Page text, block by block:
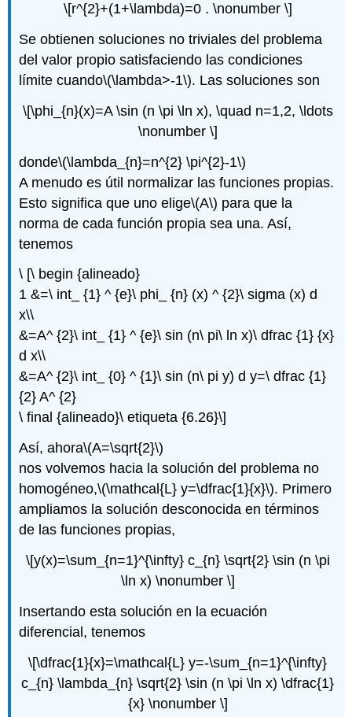
\[r^{2}+(1+\lambda)=0 . \nonumber \]
Se obtienen soluciones no triviales del problema
del valor propio satisfaciendo las condiciones
límite cuando\(\lambda>-1\). Las soluciones son
\[\phi_{n}(x)=A \sin (n \pi \ln x), \quad n=1,2, \ldots
\nonumber \]
donde\(\lambda_{n}=n^{2} \pi^{2}-1\)
A menudo es útil normalizar las funciones propias.
Esto significa que uno elige\(A\) para que la
norma de cada función propia sea una. Así,
tenemos
\ [\ begin {alineado}
1 &=\ int_ {1} ^ {e}\ phi_ {n} (x) ^ {2}\ sigma (x) d
x\\
&=A^ {2}\ int_ {1} ^ {e}\ sin (n\ pi\ ln x)\ dfrac {1} {x}
d x\\
&=A^ {2}\ int_ {0} ^ {1}\ sin (n\ pi y) d y=\ dfrac {1}
{2} A^ {2}
\ final {alineado}\ etiqueta {6.26}\]
Así, ahora\(A=\sqrt{2}\)
nos volvemos hacia la solución del problema no
homogéneo,\(\mathcal{L} y=\dfrac{1}{x}\). Primero
ampliamos la solución desconocida en términos
de las funciones propias,
\[y(x)=\sum_{n=1}^{\infty} c_{n} \sqrt{2} \sin (n \pi
\ln x) \nonumber \]
Insertando esta solución en la ecuación
diferencial, tenemos
\[\dfrac{1}{x}=\mathcal{L} y=-\sum_{n=1}^{\infty}
c_{n} \lambda_{n} \sqrt{2} \sin (n \pi \ln x) \dfrac{1}
{x} \nonumber \]